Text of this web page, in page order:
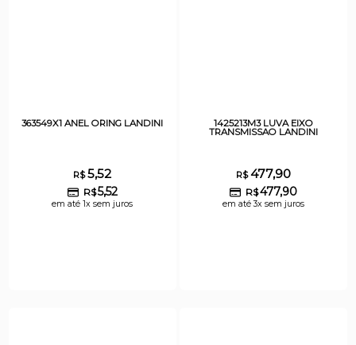
363549X1 ANEL ORING LANDINI
R$5,52
R$5,52
em até 1x sem juros
1425213M3 LUVA EIXO
TRANSMISSAO LANDINI
R$477,90
R$477,90
em até 3x sem juros